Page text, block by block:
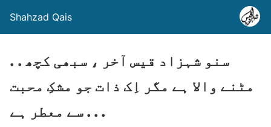
Shahzad Qais
. . سنو شہزاد قیس آخر ، سبھی کچھ
مٹنے والا ہے مگر اِک ذات جو مشکِ محبت
سے معطر ہے . . .